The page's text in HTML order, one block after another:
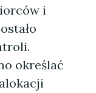
i
określać